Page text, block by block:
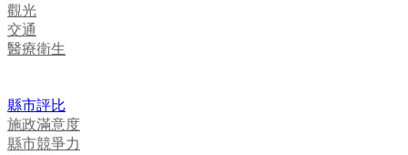
觀光
交通
醫療衛生
縣市評比
施政滿意度
縣市競爭力